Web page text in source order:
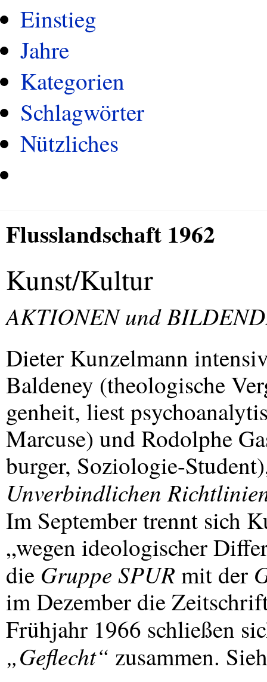
Einstieg
Jahre
Kategorien
Schlagwörter
Nützliches
Flusslandschaft 1962
Kunst/Kultur
AKTIONENund
Dieter Kunzelmann
Baldeney (theologische
genheit, liest
Marcuse) und Rodolphe
burger, Soziologie-
Unverbindlichen
Im September trennt sich
„wegen ideologischer
die Gruppe SPUR mit der
im Dezember die
Frühjahr 1966 schließen
„Geflecht“ zusammen.